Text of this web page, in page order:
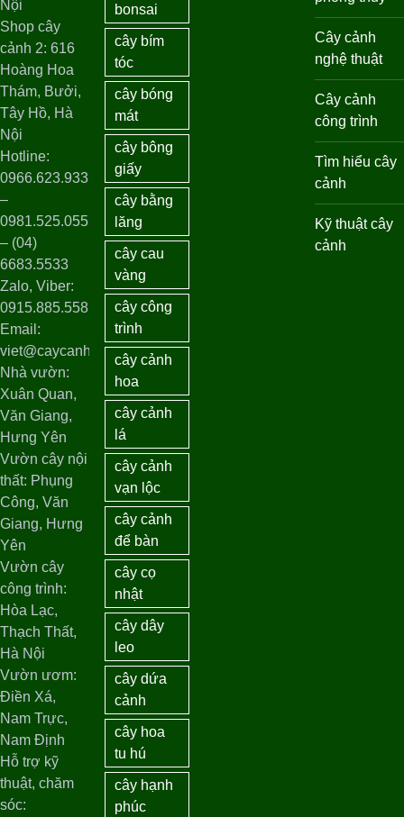
Nội
Shop cây
cảnh 2: 616
Hoàng Hoa
Thám, Bưởi,
Tây Hồ, Hà
Nội
Hotline:
0966.623.933
–
0981.525.055
– (04)
6683.5533
Zalo, Viber:
0915.885.558
Email:
viet@caycanhhanoi.com
Nhà vườn:
Xuân Quan,
Văn Giang,
Hưng Yên
Vườn cây nội
thất: Phụng
Công, Văn
Giang, Hưng
Yên
Vườn cây
công trình:
Hòa Lạc,
Thạch Thất,
Hà Nội
Vườn ươm:
Điền Xá,
Nam Trực,
Nam Định
Hỗ trợ kỹ
thuật, chăm
sóc:
bonsai
cây bím
tóc
cây bóng
mát
cây bông
giấy
cây bằng
lăng
cây cau
vàng
cây công
trình
cây cảnh
hoa
cây cảnh
lá
cây cảnh
vạn lộc
cây cảnh
để bàn
cây cọ
nhật
cây dây
leo
cây dứa
cảnh
cây hoa
tu hú
cây hạnh
phúc
Cây cảnh
nghệ thuật
Cây cảnh
công trình
Tìm hiểu cây
cảnh
Kỹ thuật cây
cảnh